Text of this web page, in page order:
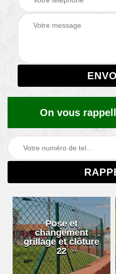
On vous
Pose et
changement
grillage et clôture
22